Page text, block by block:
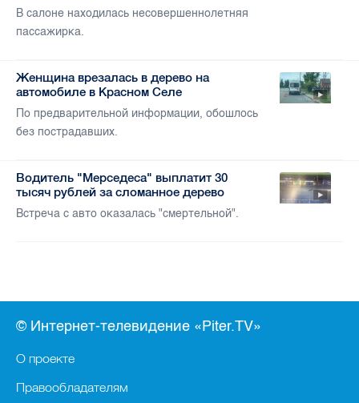
В салоне находилась несовершеннолетняя
пассажирка.
Женщина врезалась в дерево на
автомобиле в Красном Селе
По предварительной информации, обошлось
без пострадавших.
Водитель "Мерседеса" выплатит 30
тысяч рублей за сломанное дерево
Встреча с авто оказалась "смертельной".
© Интернет-телевидение «Piter.TV»
О проекте
Правообладателям